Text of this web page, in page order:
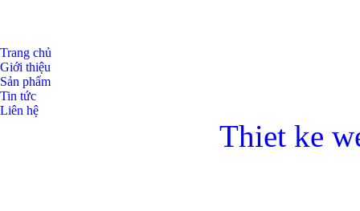
Trang chủ
Giới thiệu
Sản phẩm
Tin tức
Liên hệ
Thiet ke